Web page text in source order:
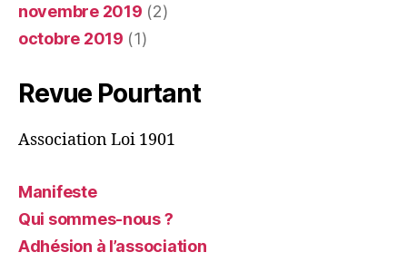
novembre 2019 (2)
octobre 2019 (1)
Revue Pourtant
Association Loi 1901
Manifeste
Qui sommes-nous ?
Adhésion à l’association